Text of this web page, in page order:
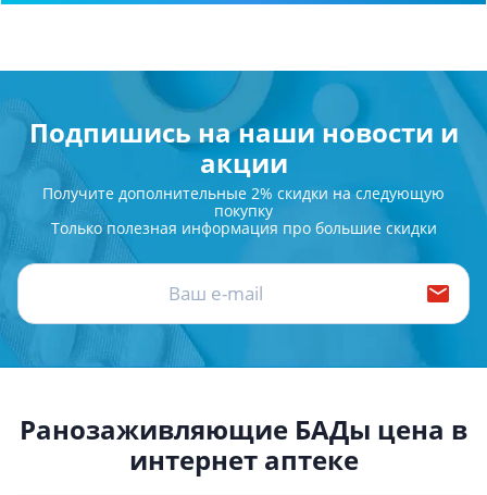
Подпишись на наши новости и
акции
Получите дополнительные 2% скидки на следующую
покупку
Только полезная информация про большие скидки
Ранозаживляющие БАДы цена в
интернет аптеке